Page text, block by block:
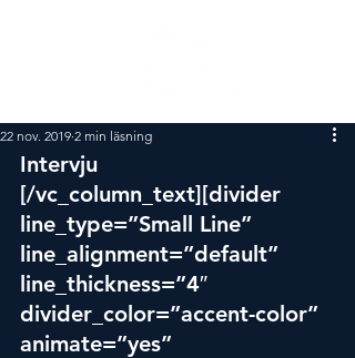
22 nov. 2019 2 min läsning
Intervju
[/vc_column_text][divider
line_type=”Small Line”
line_alignment=”default”
line_thickness=”4″
divider_color=”accent-color”
animate=”yes”